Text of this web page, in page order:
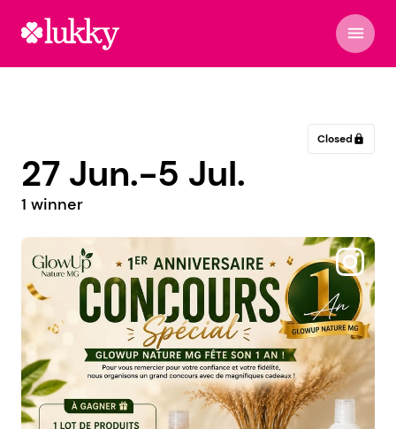
menu
Closed lock
27 Jun.-5 Jul.
1 winner
@dreamsv_mpanti